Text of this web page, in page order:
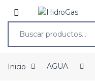
Inicio AGUA